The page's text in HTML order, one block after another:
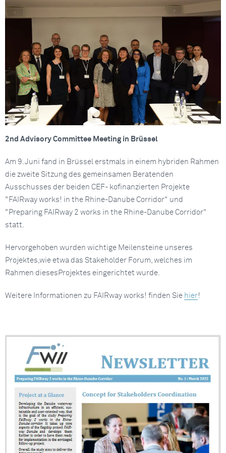
2nd Advisory Committee Meeting in Brüssel
Am 9. Juni fand in Brüssel erstmals in einem hybriden Rahmen
die zweite Sitzung des gemeinsamen Beratenden
Ausschusses der beiden CEF- kofinanzierten Projekte
"FAIRway works! in the Rhine-Danube Corridor" und
"Preparing FAIRway 2 works in the Rhine-Danube Corridor"
statt.
Hervorgehoben wurden wichtige Meilensteine unseres
Projektes,wie etwa das Stakeholder Forum, welches im
Rahmen diesesProjektes eingerichtet wurde.
Weitere Informationen zu FAIRway works! finden Sie hier!